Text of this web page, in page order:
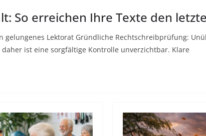
So erreichen Ihre Texte den
gelungenes Lektorat Gründliche Rechtschreibprüfung:
ist eine sorgfältige Kontrolle unverzichtbar. Klare